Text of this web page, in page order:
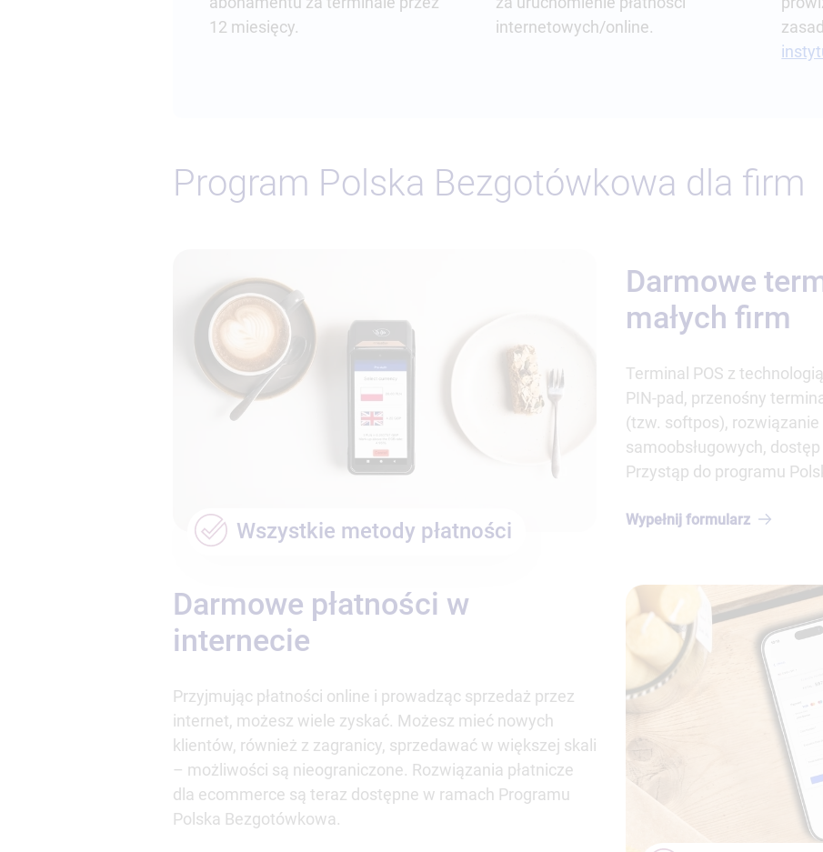
12 miesięcy.
internetowych/online.
Program Polska Bezgotówkowa dla firm
Wszystkie metody płatności
Darmowe
małych firm
Terminal POS z
PIN-pad, przenośny
(tzw. softpos), rozwiązanie
samoobsługowych,
Przystąp do programu
Wypełnij formularz
Darmowe płatności w
internecie
Przyjmując płatności online i prowadząc sprzedaż przez
internet, możesz wiele zyskać. Możesz mieć nowych
klientów, również z zagranicy, sprzedawać w większej skali
– możliwości są nieograniczone. Rozwiązania płatnicze
dla ecommerce są teraz dostępne w ramach Programu
Polska Bezgotówkowa.